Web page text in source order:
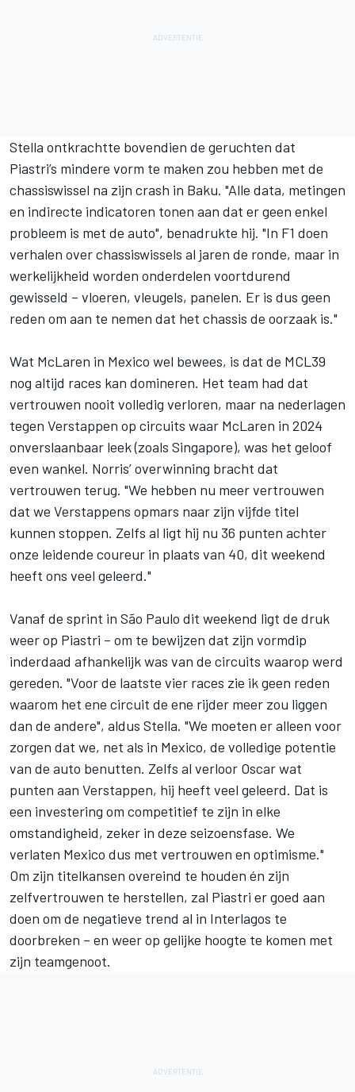
Stella ontkrachtte bovendien de geruchten dat
Piastri’s mindere vorm te maken zou hebben met de
chassiswissel na zijn crash in Baku. "Alle data, metingen
en indirecte indicatoren tonen aan dat er geen enkel
probleem is met de auto", benadrukte hij. "In F1 doen
verhalen over chassiswissels al jaren de ronde, maar in
werkelijkheid worden onderdelen voortdurend
gewisseld – vloeren, vleugels, panelen. Er is dus geen
reden om aan te nemen dat het chassis de oorzaak is."
Wat McLaren in Mexico wel bewees, is dat de MCL39
nog altijd races kan domineren. Het team had dat
vertrouwen nooit volledig verloren, maar na nederlagen
tegen Verstappen op circuits waar McLaren in 2024
onverslaanbaar leek (zoals Singapore), was het geloof
even wankel. Norris’ overwinning bracht dat
vertrouwen terug. "We hebben nu meer vertrouwen
dat we Verstappens opmars naar zijn vijfde titel
kunnen stoppen. Zelfs al ligt hij nu 36 punten achter
onze leidende coureur in plaats van 40, dit weekend
heeft ons veel geleerd."
Vanaf de sprint in São Paulo dit weekend ligt de druk
weer op Piastri – om te bewijzen dat zijn vormdip
inderdaad afhankelijk was van de circuits waarop werd
gereden. "Voor de laatste vier races zie ik geen reden
waarom het ene circuit de ene rijder meer zou liggen
dan de andere", aldus Stella. "We moeten er alleen voor
zorgen dat we, net als in Mexico, de volledige potentie
van de auto benutten. Zelfs al verloor Oscar wat
punten aan Verstappen, hij heeft veel geleerd. Dat is
een investering om competitief te zijn in elke
omstandigheid, zeker in deze seizoensfase. We
verlaten Mexico dus met vertrouwen en optimisme."
Om zijn titelkansen overeind te houden én zijn
zelfvertrouwen te herstellen, zal Piastri er goed aan
doen om de negatieve trend al in Interlagos te
doorbreken – en weer op gelijke hoogte te komen met
zijn teamgenoot.